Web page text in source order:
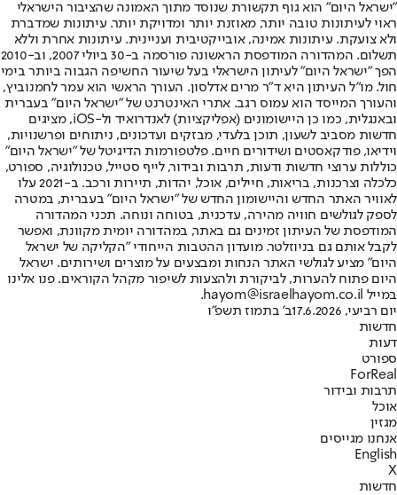
"ישראל היום" הוא גוף תקשורת שנוסד מתוך האמונה שהציבור הישראלי
ראוי לעיתונות טובה יותר, מאוזנת יותר ומדויקת יותר. עיתונות שמדברת
ולא צועקת. עיתונות אמינה, אובייקטיבית ועניינית. עיתונות אחרת וללא
תשלום. המהדורה המודפסת הראשונה פורסמה ב-30 ביולי 2007, וב-2010
הפך "ישראל היום" לעיתון הישראלי בעל שיעור החשיפה הגבוה ביותר בימי
חול. מו"ל העיתון היא ד"ר מרים אדלסון. העורך הראשי הוא עמר לחמנוביץ,
והעורך המייסד הוא עמוס רגב. אתרי האינטרנט של "ישראל היום" בעברית
ובאנגלית, כמו כן היישומונים (אפליקציות) לאנדרואיד ול-iOS, מציגים
חדשות מסביב לשעון, תוכן בלעדי, מבזקים ועדכונים, ניתוחים ופרשנויות,
וידיאו, פודקאסטים ושידורים חיים. פלטפורמות הדיגיטל של "ישראל היום"
כוללות ערוצי חדשות ודעות, תרבות ובידור, לייף סטייל, טכנולוגיה, ספורט,
כלכלה וצרכנות, בריאות, חיילים, אוכל, יהדות, תיירות ורכב. ב-2021 עלו
לאוויר האתר החדש והיישומון החדש של "ישראל היום" בעברית, במטרה
לספק לגולשים חוויה מהירה, עדכנית, בטוחה ונוחה. תכני המהדורה
המודפסת של העיתון זמינים גם באתר, במהדורה יומית מקוונת, ואפשר
לקבל אותם גם בניוזלטר. מועדון ההטבות הייחודי "הקליקה של ישראל
היום" מציע לגולשי האתר הנחות ומבצעים על מוצרים ושירותים. ישראל
היום פתוח להערות, לביקורת ולהצעות לשיפור מקהל הקוראים. פנו אלינו
במייל hayom@israelhayom.co.il.
יום רביעי, 17.6.2026
ב' בתמוז תשפ"ו
חדשות
דעות
ספורט
ForReal
תרבות ובידור
אוכל
מגזין
אנחנו מגייסים
English
X
חדשות